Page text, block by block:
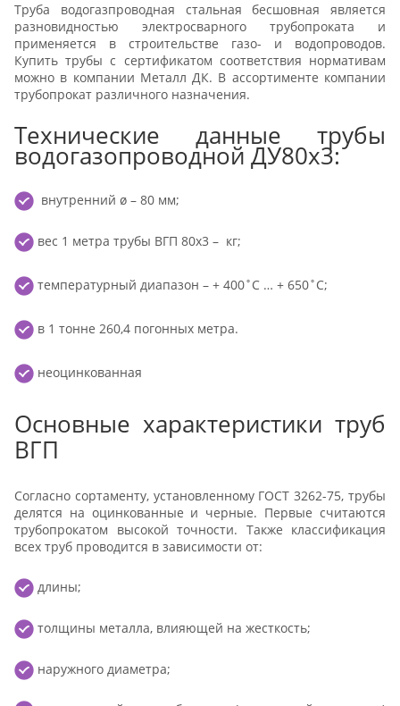
Труба водогазпроводная стальная бесшовная является
разновидностью электросварного трубопроката и
применяется в строительстве газо- и водопроводов.
Купить трубы с сертификатом соответствия нормативам
можно в компании Металл ДК. В ассортименте компании
трубопрокат различного назначения.
Технические данные трубы
водогазопроводной ДУ80х3:
внутренний ø – 80 мм;
вес 1 метра трубы ВГП 80х3 – кг;
температурный диапазон – + 400˚С … + 650˚С;
в 1 тонне 260,4 погонных метра.
неоцинкованная
Основные характеристики труб
ВГП
Согласно сортаменту, установленному ГОСТ 3262-75, трубы
делятся на оцинкованные и черные. Первые считаются
трубопрокатом высокой точности. Также классификация
всех труб проводится в зависимости от:
длины;
толщины металла, влияющей на жесткость;
наружного диаметра;